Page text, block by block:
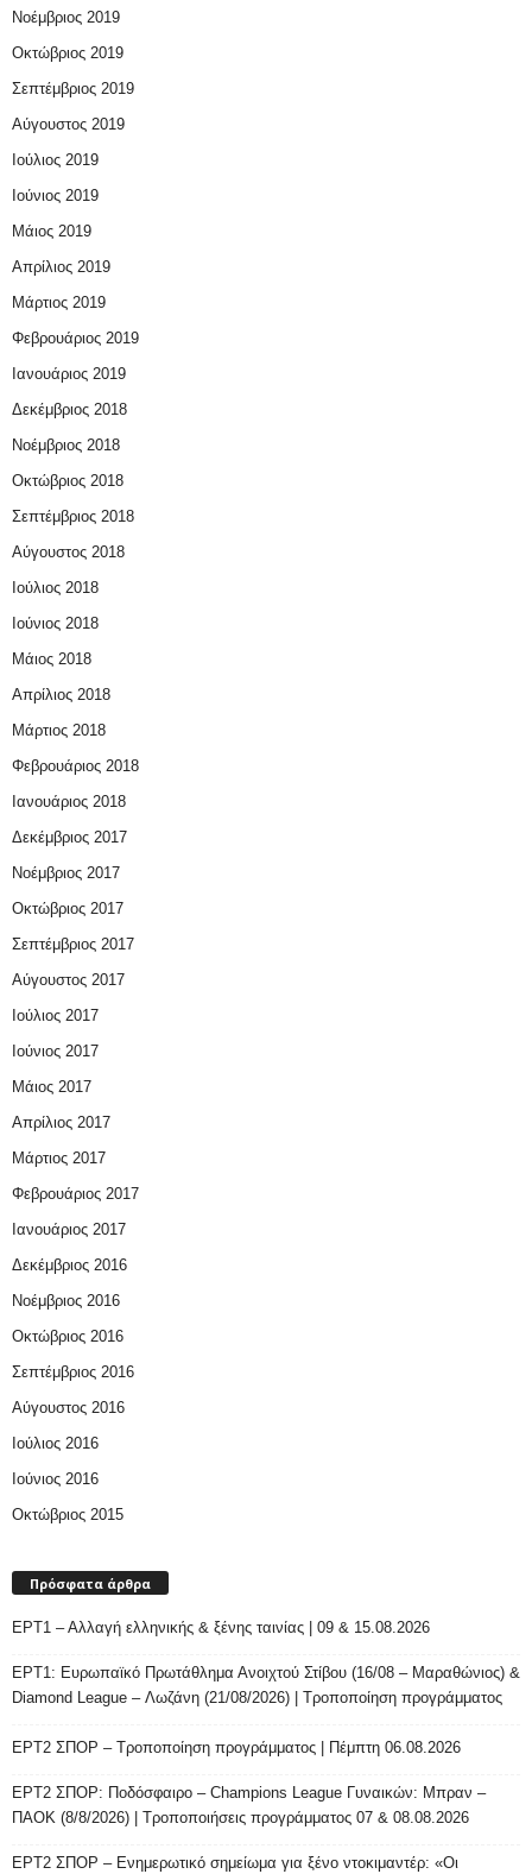
Νοέμβριος 2019
Οκτώβριος 2019
Σεπτέμβριος 2019
Αύγουστος 2019
Ιούλιος 2019
Ιούνιος 2019
Μάιος 2019
Απρίλιος 2019
Μάρτιος 2019
Φεβρουάριος 2019
Ιανουάριος 2019
Δεκέμβριος 2018
Νοέμβριος 2018
Οκτώβριος 2018
Σεπτέμβριος 2018
Αύγουστος 2018
Ιούλιος 2018
Ιούνιος 2018
Μάιος 2018
Απρίλιος 2018
Μάρτιος 2018
Φεβρουάριος 2018
Ιανουάριος 2018
Δεκέμβριος 2017
Νοέμβριος 2017
Οκτώβριος 2017
Σεπτέμβριος 2017
Αύγουστος 2017
Ιούλιος 2017
Ιούνιος 2017
Μάιος 2017
Απρίλιος 2017
Μάρτιος 2017
Φεβρουάριος 2017
Ιανουάριος 2017
Δεκέμβριος 2016
Νοέμβριος 2016
Οκτώβριος 2016
Σεπτέμβριος 2016
Αύγουστος 2016
Ιούλιος 2016
Ιούνιος 2016
Οκτώβριος 2015
Πρόσφατα άρθρα
ΕΡΤ1 – Αλλαγή ελληνικής & ξένης ταινίας | 09 & 15.08.2026
ΕΡΤ1: Ευρωπαϊκό Πρωτάθλημα Ανοιχτού Στίβου (16/08 – Μαραθώνιος) &
Diamond League – Λωζάνη (21/08/2026) | Τροποποίηση προγράμματος
ΕΡΤ2 ΣΠΟΡ – Τροποποίηση προγράμματος | Πέμπτη 06.08.2026
ΕΡΤ2 ΣΠΟΡ: Ποδόσφαιρο – Champions League Γυναικών: Μπραν –
ΠΑΟΚ (8/8/2026) | Τροποποιήσεις προγράμματος 07 & 08.08.2026
ΕΡΤ2 ΣΠΟΡ – Ενημερωτικό σημείωμα για ξένο ντοκιμαντέρ: «Οι